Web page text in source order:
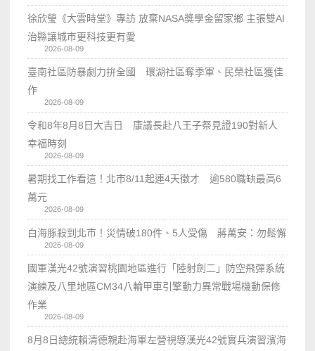
徐欣瑩《大雲時堂》專訪 放棄NASA獎學金留家鄉 主張雙AI
治縣讓城市更科技更有愛
2026-08-09
臺南社區防暴劇力拚全國 環湖社區奪季軍、民榮社區獲佳
作
2026-08-09
令和8年8月8日大吉日 康議長赴八王子祭見證190對新人
幸福時刻
2026-08-09
暑期找工作看這！北市8/11起連4天徵才 逾580職缺最高6
萬元
2026-08-09
白海豚殺到北市！災情破180件、5人受傷 蔣萬安：勿鬆懈
2026-08-09
國軍漢光42號演習桃園地區進行「陸射劍二」防空飛彈系統
演練及八里地區CM34八輪甲車引擎動力異常戰場機動保修
作業
2026-08-09
8月8日總統賴清德親赴海軍左營視導漢光42號實兵演習濱海